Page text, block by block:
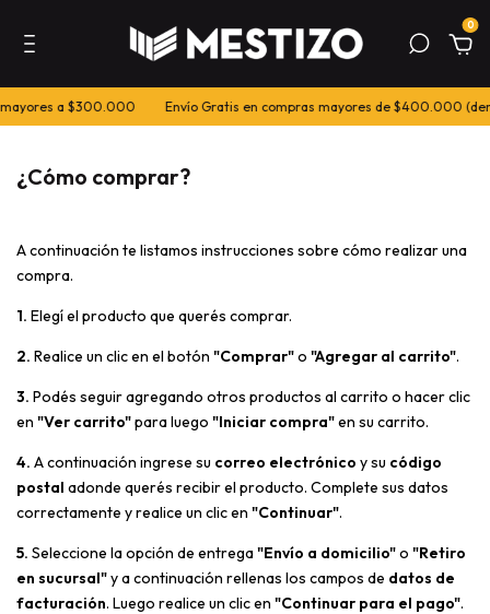
0
mayores a $300.000 Envío Gratis en compras mayores de $400.000
¿Cómo comprar?
A continuación te listamos instrucciones sobre cómo realizar una
compra.
1. Elegí el producto que querés comprar.
2. Realice un clic en el botón "Comprar"o "Agregar al carrito".
3. Podés seguir agregando otros productos al carrito o hacer clic
en "Ver carrito"para luego "Iniciar compra"en su carrito.
4. A continuación ingrese su correo electrónico y su código
postal adonde querés recibir el producto. Complete sus datos
correctamente y realice un clic en "Continuar".
5. Seleccione la opción de entrega"Envío a domicilio"o "Retiro
en sucursal"y a continuación rellenas los campos de datos de
facturación. Luego realice un clic en "Continuar para el pago".